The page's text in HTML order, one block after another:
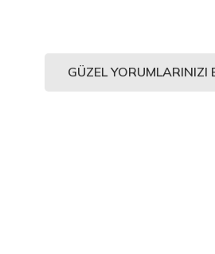
GÜZEL YORUMLARINIZI